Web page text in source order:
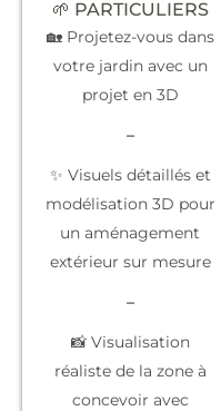
🌱 PARTICULIERS
🏡 Projetez-vous dans
votre jardin avec un
projet en 3D
–
✨ Visuels détaillés et
modélisation 3D pour
un aménagement
extérieur sur mesure
–
📸 Visualisation
réaliste de la zone à
concevoir avec